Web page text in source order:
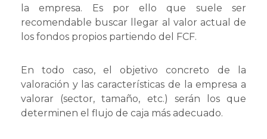
la empresa. Es por ello que suele ser
recomendable buscar llegar al valor actual de
los fondos propios partiendo del FCF.
En todo caso, el objetivo concreto de la
valoración y las características de la empresa a
valorar (sector, tamaño, etc.) serán los que
determinen el flujo de caja más adecuado.